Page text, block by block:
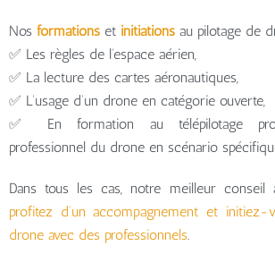
Nos formations et initiations au pilotage de
✅ Les règles de l’espace aérien,
✅ La lecture des cartes aéronautiques,
✅ L’usage d’un drone en catégorie ouverte,
✅ En formation au télépilotage
professionnel du drone en scénario
Dans tous les cas, notre meilleur conseil
profitez d’un accompagnement et initiez-
drone avec des professionnels.